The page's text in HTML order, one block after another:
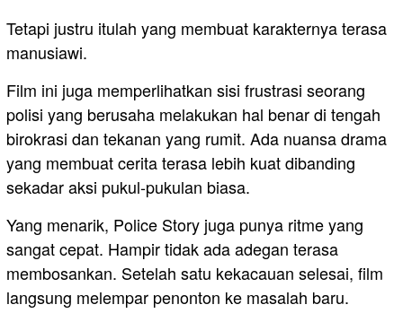
Tetapi justru itulah yang membuat karakternya terasa
manusiawi.
Film ini juga memperlihatkan sisi frustrasi seorang
polisi yang berusaha melakukan hal benar di tengah
birokrasi dan tekanan yang rumit. Ada nuansa drama
yang membuat cerita terasa lebih kuat dibanding
sekadar aksi pukul-pukulan biasa.
Yang menarik, Police Story juga punya ritme yang
sangat cepat. Hampir tidak ada adegan terasa
membosankan. Setelah satu kekacauan selesai, film
langsung melempar penonton ke masalah baru.